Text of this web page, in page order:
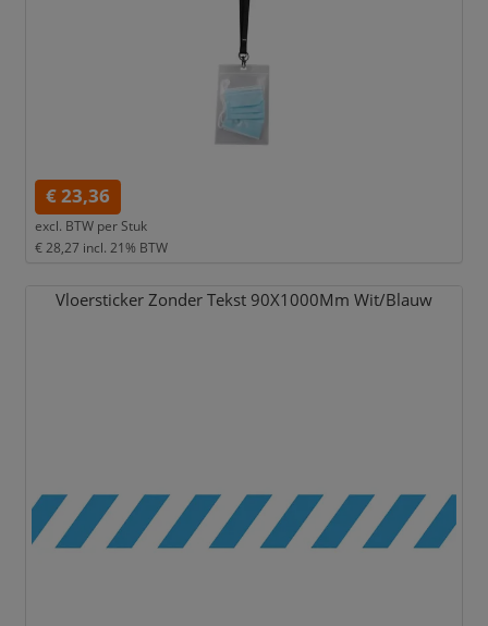
€ 23,36
excl. BTW per Stuk
€ 28,27 incl. 21% BTW
Vloersticker Zonder Tekst 90X1000Mm Wit/Blauw